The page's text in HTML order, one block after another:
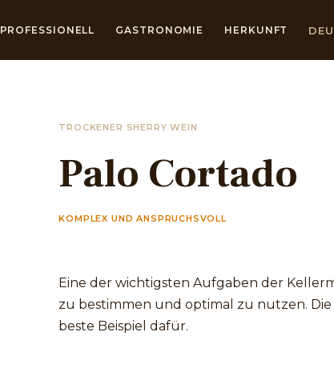
PROFESSIONELL GASTRONOMIE HERKUNFT
TROCKENER SHERRY WEIN
Palo Cortado
KOMPLEX UND ANSPRUCHSVOLL
Eine der wichtigsten Aufgaben der
zu bestimmen und optimal zu nutzen.
beste Beispiel dafür.